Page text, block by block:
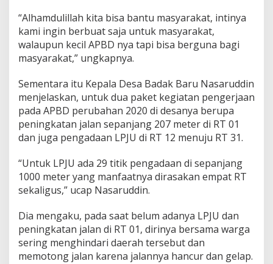
“Alhamdulillah kita bisa bantu masyarakat, intinya
kami ingin berbuat saja untuk masyarakat,
walaupun kecil APBD nya tapi bisa berguna bagi
masyarakat,” ungkapnya.
Sementara itu Kepala Desa Badak Baru Nasaruddin
menjelaskan, untuk dua paket kegiatan pengerjaan
pada APBD perubahan 2020 di desanya berupa
peningkatan jalan sepanjang 207 meter di RT 01
dan juga pengadaan LPJU di RT 12 menuju RT 31.
“Untuk LPJU ada 29 titik pengadaan di sepanjang
1000 meter yang manfaatnya dirasakan empat RT
sekaligus,” ucap Nasaruddin.
Dia mengaku, pada saat belum adanya LPJU dan
peningkatan jalan di RT 01, dirinya bersama warga
sering menghindari daerah tersebut dan
memotong jalan karena jalannya hancur dan gelap.